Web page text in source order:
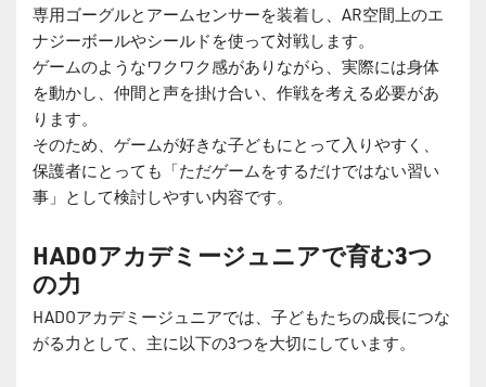
専用ゴーグルとアームセンサーを装着し、AR空間上のエ
ナジーボールやシールドを使って対戦します。
ゲームのようなワクワク感がありながら、実際には身体
を動かし、仲間と声を掛け合い、作戦を考える必要があ
ります。
そのため、ゲームが好きな子どもにとって入りやすく、
保護者にとっても「ただゲームをするだけではない習い
事」として検討しやすい内容です。
HADOアカデミージュニアで育む3つ
の力
HADOアカデミージュニアでは、子どもたちの成長につな
がる力として、主に以下の3つを大切にしています。